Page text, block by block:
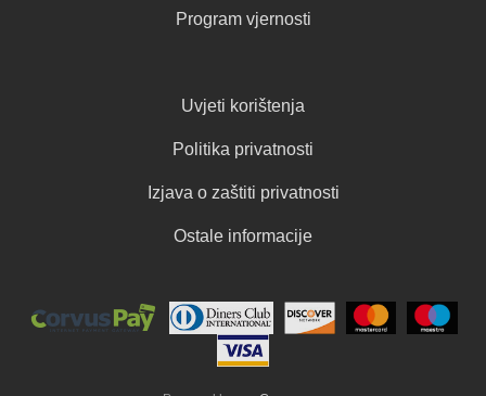
Program vjernosti
Uvjeti korištenja
Politika privatnosti
Izjava o zaštiti privatnosti
Ostale informacije